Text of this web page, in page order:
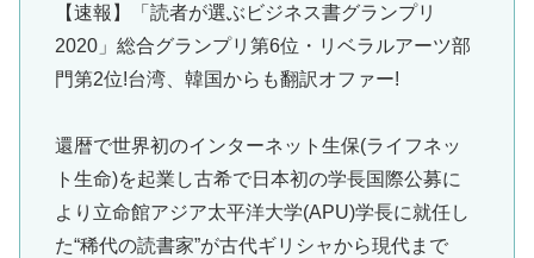
【速報】「読者が選ぶビジネス書グランプリ
2020」総合グランプリ第6位・リベラルアーツ部
門第2位!台湾、韓国からも翻訳オファー!
還暦で世界初のインターネット生保(ライフネッ
ト生命)を起業し古希で日本初の学長国際公募に
より立命館アジア太平洋大学(APU)学長に就任し
た“稀代の読書家”が古代ギリシャから現代まで